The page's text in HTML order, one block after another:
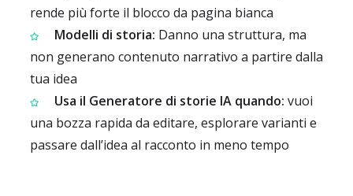
rende più forte il blocco da pagina bianca
Modelli di storia: Danno una struttura, ma
non generano contenuto narrativo a partire dalla
tua idea
Usa il Generatore di storie IA quando: vuoi
una bozza rapida da editare, esplorare varianti e
passare dall’idea al racconto in meno tempo